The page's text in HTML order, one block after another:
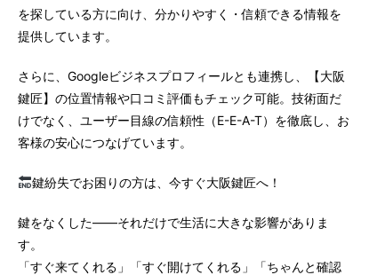
を探している方に向け、分かりやすく・信頼できる情報を
提供しています。
さらに、Googleビジネスプロフィールとも連携し、【大阪
鍵匠】の位置情報や口コミ評価もチェック可能。技術面だ
けでなく、ユーザー目線の信頼性（E-E-A-T）を徹底し、お
客様の安心につなげています。
鍵紛失でお困りの方は、今すぐ大阪鍵匠へ！
鍵をなくした——それだけで生活に大きな影響がありま
す。
「すぐ来てくれる」「すぐ開けてくれる」「ちゃんと確認